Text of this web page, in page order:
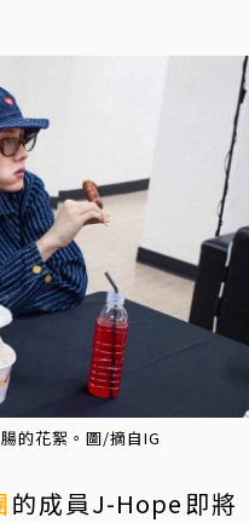
的花絮。圖/摘自IG
的成員J-Hope即將